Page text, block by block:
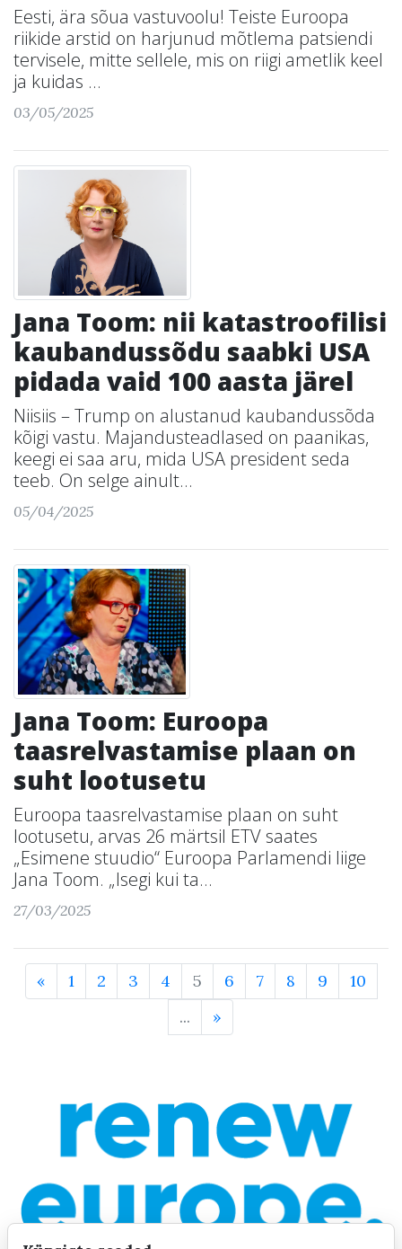
Eesti, ära sõua vastuvoolu! Teiste Euroopa
riikide arstid on harjunud mõtlema patsiendi
tervisele, mitte sellele, mis on riigi ametlik keel
ja kuidas ...
03/05/2025
Jana Toom: nii katastroofilisi
kaubandussõdu saabki USA
pidada vaid 100 aasta järel
Niisiis – Trump on alustanud kaubandussõda
kõigi vastu. Majandusteadlased on paanikas,
keegi ei saa aru, mida USA president seda
teeb. On selge ainult...
05/04/2025
Jana Toom: Euroopa
taasrelvastamise plaan on
suht lootusetu
Euroopa taasrelvastamise plaan on suht
lootusetu, arvas 26 märtsil ETV saates
„Esimene stuudio“ Euroopa Parlamendi liige
Jana Toom. „Isegi kui ta...
27/03/2025
« 1 2 3 4 5 6 7 8 9
10
...
»